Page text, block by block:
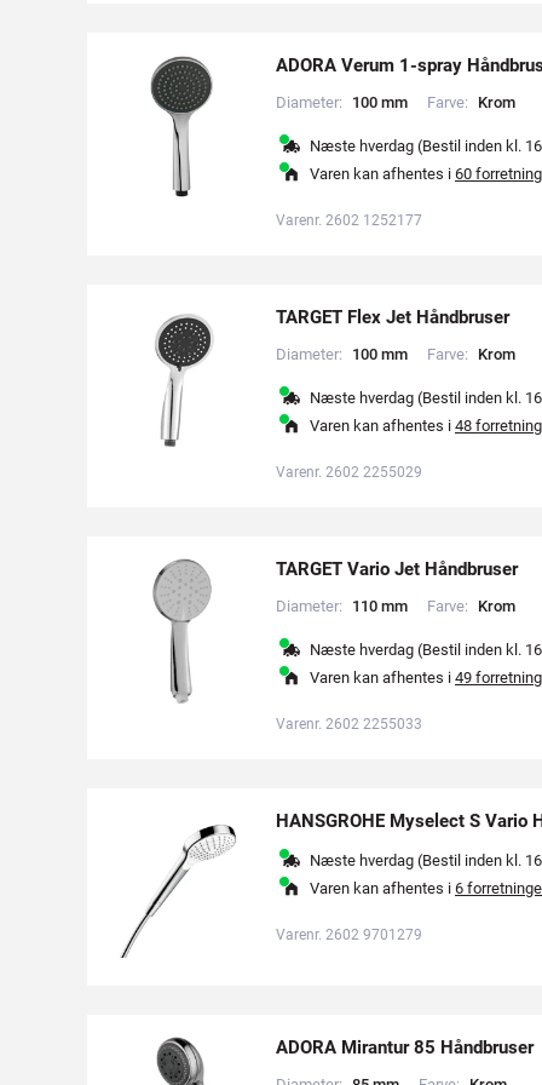
ADORA Verum 1-spray
Diameter:
100 mm Farve: Krom
Næste hverdag (Bestil inden kl.
Varen kan afhentes i 60
Varenr. 2602 1252177
TARGET Flex Jet Håndbruser
Diameter:
100 mm Farve: Krom
Næste hverdag (Bestil inden kl.
Varen kan afhentes i 48
Varenr. 2602 2255029
TARGET Vario Jet Håndbruser
Diameter:
1 10 mm Farve: Krom
Næste hverdag (Bestil inden kl.
Varen kan afhentes i 49
Varenr. 2602 2255033
HANSGROHE Myselect S Vario
Næste hverdag (Bestil inden kl.
Varen kan afhentes i 6
Varenr. 2602 9701279
ADORA Mirantur 85 Håndbruser